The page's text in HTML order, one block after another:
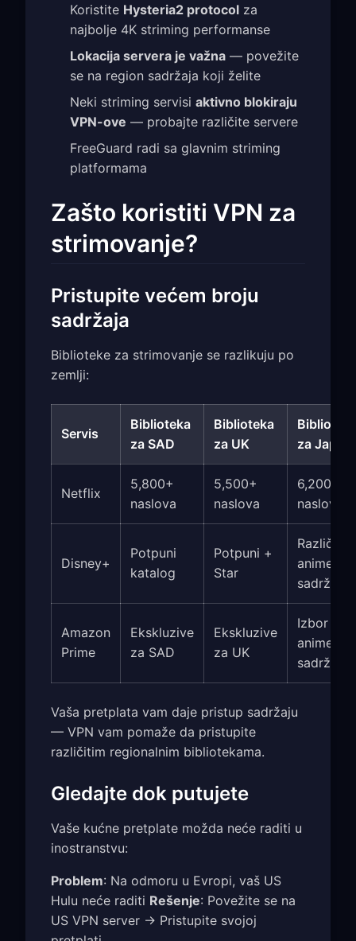
Koristite Hysteria2 protocol za
najbolje 4K striming performanse
Lokacija servera je važna — povežite
se na region sadržaja koji želite
Neki striming servisi aktivno blokiraju
VPN-ove — probajte različite servere
FreeGuard radi sa glavnim striming
platformama
Zašto koristiti VPN za
strimovanje?
Pristupite većem broju
sadržaja
Biblioteke za strimovanje se razlikuju po
zemlji:
Servis
Biblioteka
za SAD
Biblioteka
za UK
za Japan
Netflix
5,800+
naslova
5,500+
naslova
6,200+
naslova
Disney+
Potpuni
katalog
Potpuni +
Star
Različiti
anime
sadržaji
Amazon
Prime
Ekskluzive
za SAD
Ekskluzive
za UK
Izbor
anime
sadržaja
Vaša pretplata vam daje pristup sadržaju
— VPN vam pomaže da pristupite
različitim regionalnim bibliotekama.
Gledajte dok putujete
Vaše kućne pretplate možda neće raditi u
inostranstvu:
Problem: Na odmoru u Evropi, vaš US
Hulu neće raditi Rešenje: Povežite se na
US VPN server → Pristupite svojoj